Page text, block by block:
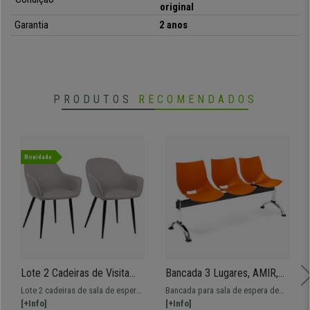
original
Garantia
2 anos
PRODUTOS RECOMENDADOS
Novidade
Lote 2 Cadeiras de Visita
TAMARA, Estructura
Resistente, Em Tecido, Cor
Lote 2 cadeiras de sala de espera
TAMARA, um modelo moderno
[+Info]
Bancada 3 Lugares, AMIR,
Estructura Metálica, Em
Plástico, Cor Laranja
Bancada para sala de espera de
158x50 cm com estructura
[+Info]